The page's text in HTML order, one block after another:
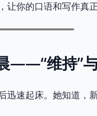
让你的口语和写作真
——“维持”
迅速起床。她知道，